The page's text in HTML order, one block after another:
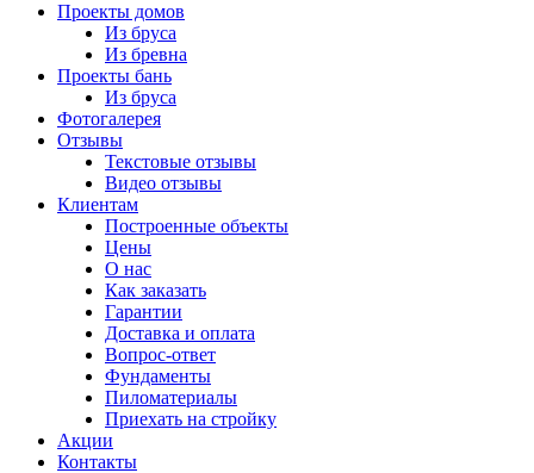
Проекты домов
Из бруса
Из бревна
Проекты бань
Из бруса
Фотогалерея
Отзывы
Текстовые отзывы
Видео отзывы
Клиентам
Построенные объекты
Цены
О нас
Как заказать
Гарантии
Доставка и оплата
Вопрос-ответ
Фундаменты
Пиломатериалы
Приехать на стройку
Акции
Контакты